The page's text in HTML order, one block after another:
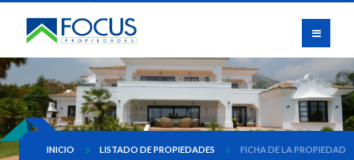
INICIO LISTADO DE PROPIEDADES FICHA DE LA PROPIEDAD